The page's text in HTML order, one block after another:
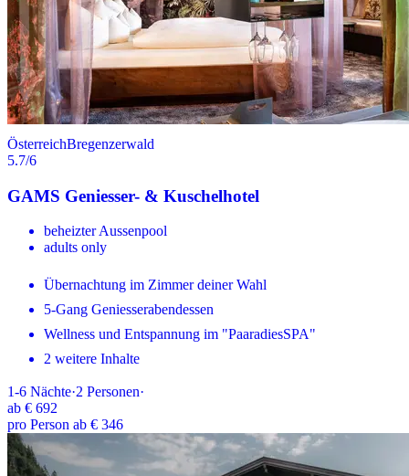
ÖsterreichBregenzerwald
5.7/6
GAMS Geniesser- & Kuschelhotel
beheizter Aussenpool
adults only
Übernachtung im Zimmer deiner Wahl
5-Gang Geniesserabendessen
Wellness und Entspannung im "PaaradiesSPA"
2 weitere Inhalte
1-6 Nächte·2 Personen·
ab € 692
pro Person ab € 346